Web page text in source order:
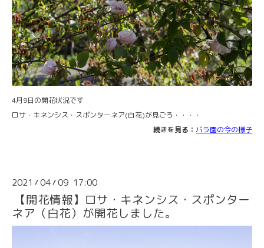
4月9日の開花状況です
ロサ・キネンシス・スポンターネア(白花)が見ごろ・・・・
続きを見る： バラ園の今の様子
2021 /04/09 17:00
【開花情報】ロサ・キネンシス・スポンター
ネア（白花）が開花しました。